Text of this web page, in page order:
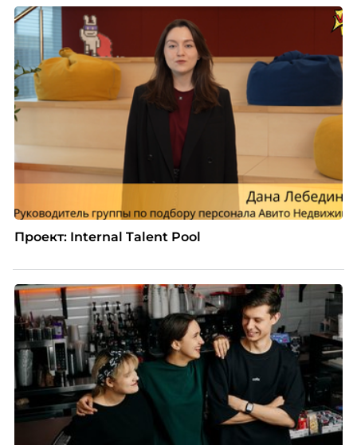
системы оценки часто упускают самых талантливых
людей и как выявить лидерский потенциал ещё до
того, как он проявится в цифрах KPI, рассказывает
Тимур Соколов, ключевой эксперт по
стратегическому развитию и формированию
культуры лидерства в организациях.
Проект: Internal Talent Pool